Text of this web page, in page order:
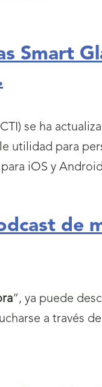
Smart
se ha
utilidad para
iOS y
de
”, ya puede
a través